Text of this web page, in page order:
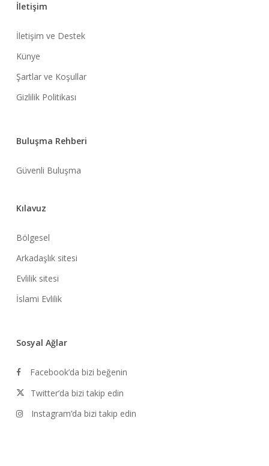
İletişim
İletişim ve Destek
Künye
Şartlar ve Koşullar
Gizlilik Politikası
Buluşma Rehberi
Güvenli Buluşma
Kılavuz
Bölgesel
Arkadaşlık sitesi
Evlilik sitesi
İslami Evlilik
Sosyal Ağlar
Facebook’da bizi beğenin
Twitter’da bizi takip edin
Instagram’da bizi takip edin